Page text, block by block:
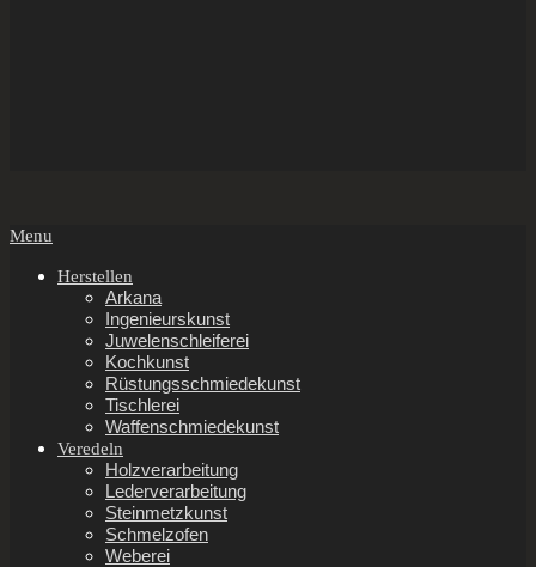
Secondary
Menu
Menu
Herstellen
Arkana
Ingenieurskunst
Juwelenschleiferei
Kochkunst
Rüstungsschmiedekunst
Tischlerei
Waffenschmiedekunst
Veredeln
Holzverarbeitung
Lederverarbeitung
Steinmetzkunst
Schmelzofen
Weberei